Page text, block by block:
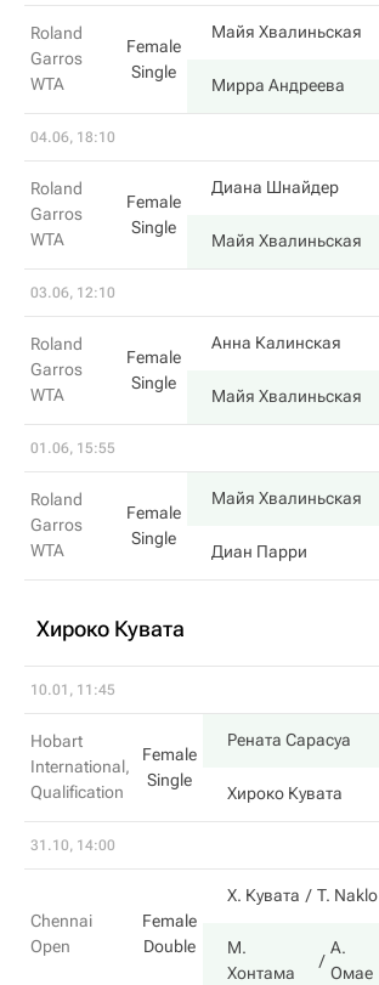
Roland
Garros
WTA
Female
Single
Майя Хвалиньская
Мирра Андреева
04.06, 18:10
Roland
Garros
WTA
Female
Single
Диана Шнайдер
Майя Хвалиньская
03.06, 12:10
Roland
Garros
WTA
Female
Single
Анна Калинская
Майя Хвалиньская
01.06, 15:55
Roland
Garros
WTA
Female
Single
Майя Хвалиньская
Диан Парри
Хироко Кувата
10.01, 11:45
Hobart
International,
Qualification
Female
Single
Рената Сарасуа
Хироко Кувата
31.10, 14:00
Chennai
Open
Female
Double
Х. Кувата T. Naklo
М.
Хонтама
А.
Омае